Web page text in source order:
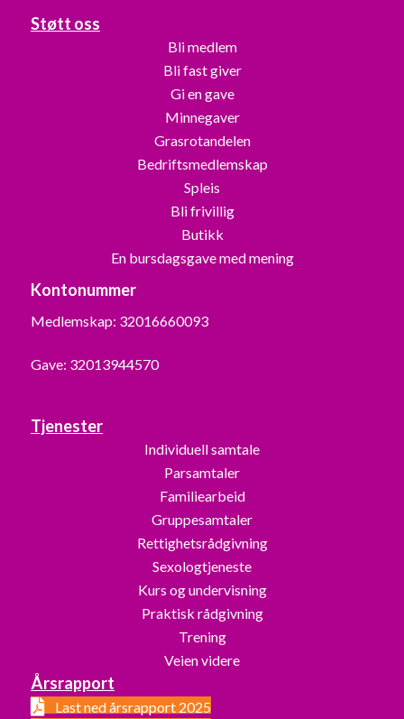
Støtt oss
Bli medlem
Bli fast giver
Gi en gave
Minnegaver
Grasrotandelen
Bedriftsmedlemskap
Spleis
Bli frivillig
Butikk
En bursdagsgave med mening
Kontonummer
Medlemskap: 32016660093
Gave: 32013944570
Tjenester
Individuell samtale
Parsamtaler
Familiearbeid
Gruppesamtaler
Rettighetsrådgivning
Sexologtjeneste
Kurs og undervisning
Praktisk rådgivning
Trening
Veien videre
Årsrapport
Last ned årsrapport 2025